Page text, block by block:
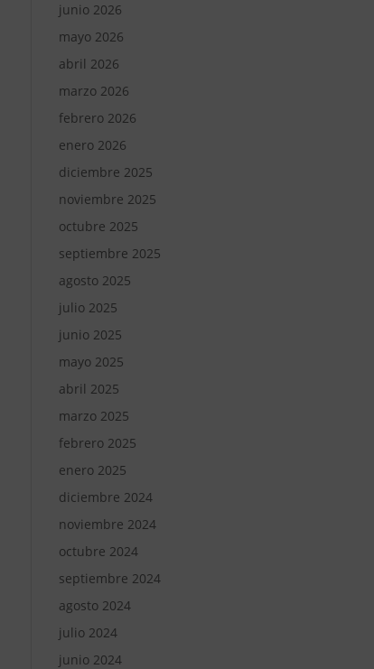
junio 2026
mayo 2026
abril 2026
marzo 2026
febrero 2026
enero 2026
diciembre 2025
noviembre 2025
octubre 2025
septiembre 2025
agosto 2025
julio 2025
junio 2025
mayo 2025
abril 2025
marzo 2025
febrero 2025
enero 2025
diciembre 2024
noviembre 2024
octubre 2024
septiembre 2024
agosto 2024
julio 2024
junio 2024